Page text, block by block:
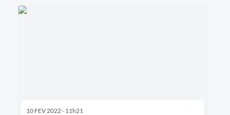
10 FEV 2022 - 11h21